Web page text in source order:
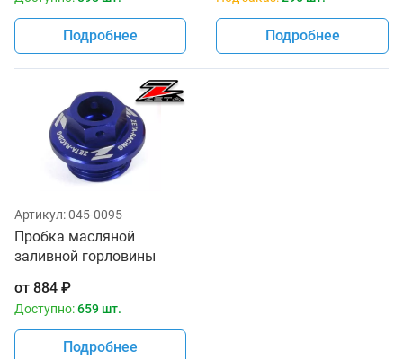
Подробнее
KLX Black
Подробнее
Артикул:045-0095
Пробка масляной
заливной горловины
2112
от 884 ₽
Доступно:659 шт.
Подробнее